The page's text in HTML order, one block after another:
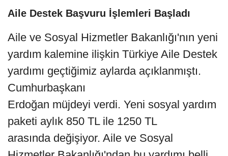
Aile Destek Başvuru İşlemleri Başladı
Aile ve Sosyal Hizmetler Bakanlığı'nın yeni
yardım kalemine ilişkin Türkiye Aile Destek
yardımı geçtiğimiz aylarda açıklanmıştı.
Cumhurbaşkanı
Erdoğan müjdeyi verdi. Yeni sosyal yardım
paketi aylık 850 TL ile 1250 TL
arasında değişiyor. Aile ve Sosyal